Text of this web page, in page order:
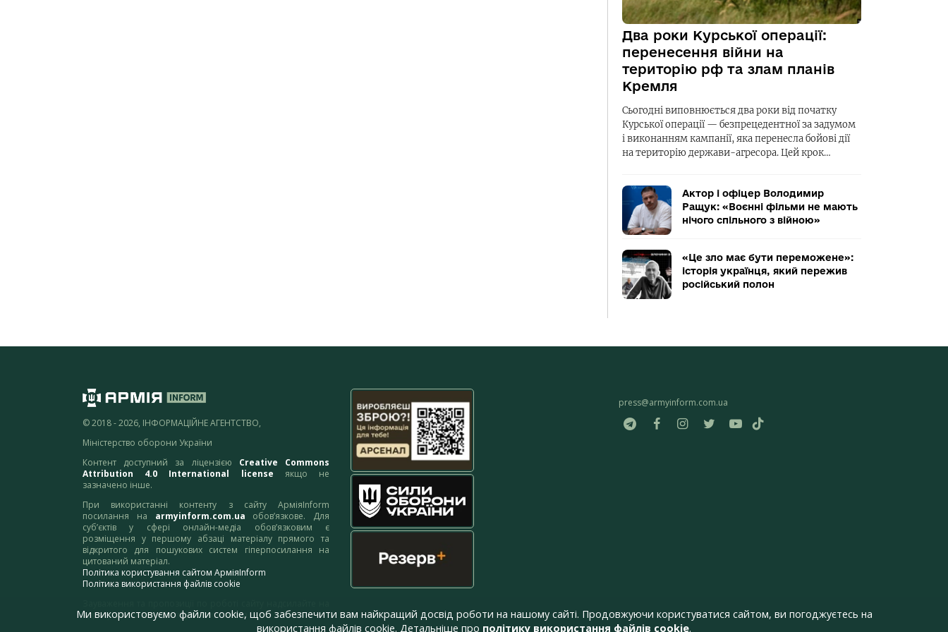
Два роки Курської операції:
перенесення війни на
територію рф та злам планів
Кремля
Сьогодні виповнюється два роки від початку
Курської операції — безпрецедентної за задумом
і виконанням кампанії, яка перенесла бойові дії
на територію держави-агресора. Цей крок…
Актор і офіцер Володимир
Ращук: «Воєнні фільми не мають
нічого спільного з війною»
«Це зло має бути переможене»:
історія українця, який пережив
російський полон
© 2018 - 2026, ІНФОРМАЦІЙНЕ АГЕНТСТВО,
Міністерство оборони України
Контент доступний за ліцензією Creative Commons
Attribution 4.0 International license якщо не
зазначено інше.
При використанні контенту з сайту АрміяInform
посилання на armyinform.com.ua обов’язкове. Для
суб’єктів у сфері онлайн-медіа обов’язковим є
розміщення у першому абзаці матеріалу прямого та
відкритого для пошукових систем гіперпосилання на
цитований матеріал.
Політика користування сайтом АрміяInform
Політика використання файлів cookie
адресу:webmaster@armyinform.com.ua
press@armyinform.com.ua
Ми використовуємо файли cookie, щоб забезпечити вам найкращий досвід роботи на нашому сайті. Продовжуючи користуватися сайтом, ви погоджуєтесь на
використання файлів cookie. Детальніше про політику використання файлів cookie.